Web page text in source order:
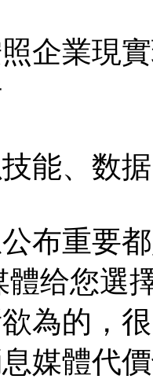
企業現
能、数
布重要
體给您選
為的，
媒體代